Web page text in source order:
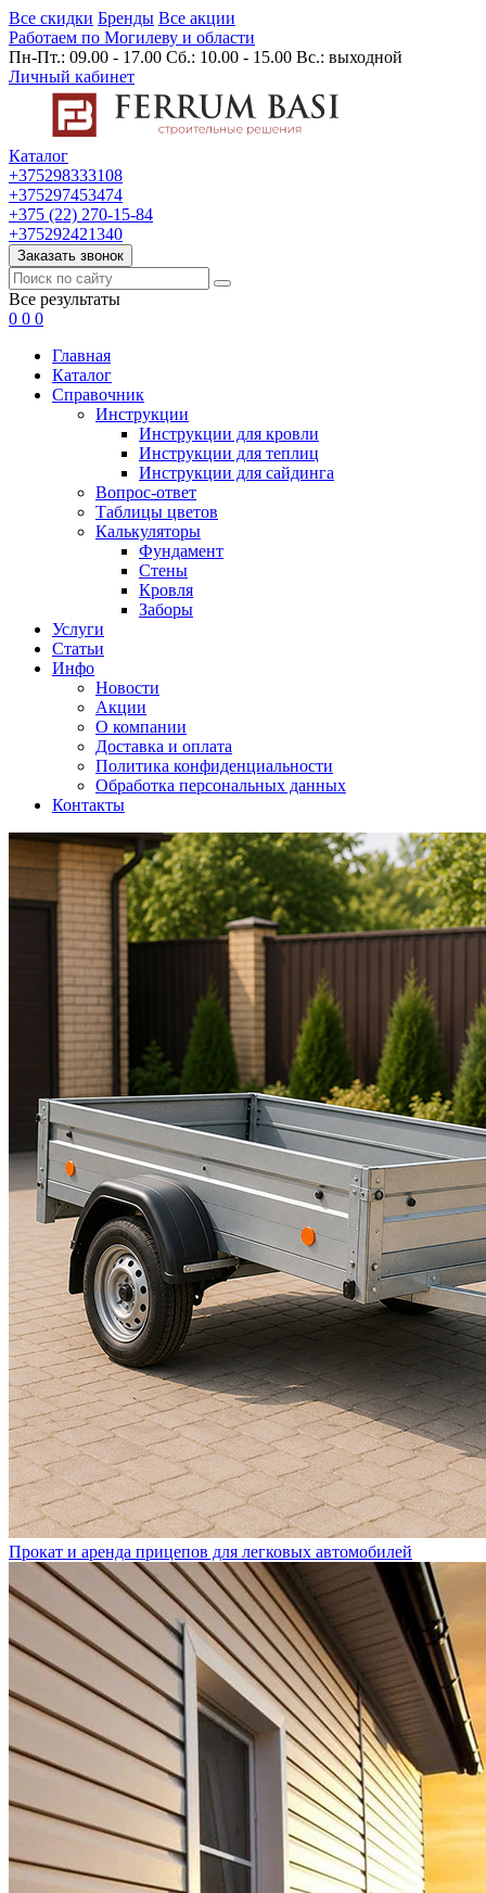
Все скидки Бренды Все акции
Работаем по Могилеву и области
Пн-Пт.: 09.00 - 17.00 Сб.: 10.00 - 15.00 Вс.: выходной
Личный кабинет
Каталог
+375298333108
+375297453474
+375 (22) 270-15-84
+375292421340
Заказать звонок
Все результаты
0 0 0
Главная
Каталог
Cправочник
Инструкции
Инструкции для кровли
Инструкции для теплиц
Инструкции для сайдинга
Вопрос-ответ
Таблицы цветов
Калькуляторы
Фундамент
Стены
Кровля
Заборы
Услуги
Статьи
Инфо
Новости
Акции
О компании
Доставка и оплата
Политика конфиденциальности
Обработка персональных данных
Контакты
Прокат и аренда прицепов для легковых автомобилей